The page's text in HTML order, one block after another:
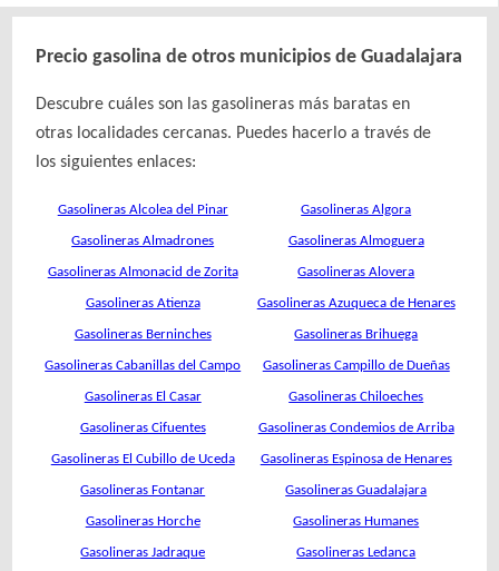
Precio gasolina de otros municipios de Guadalajara
Descubre cuáles son las gasolineras más baratas en
otras localidades cercanas. Puedes hacerlo a través de
los siguientes enlaces:
Gasolineras Alcolea del Pinar Gasolineras Algora
Gasolineras Almadrones Gasolineras Almoguera
Gasolineras Almonacid de Zorita Gasolineras Alovera
Gasolineras Atienza Gasolineras Azuqueca de Henares
Gasolineras Berninches Gasolineras Brihuega
Gasolineras Cabanillas del Campo Gasolineras Campillo de Dueñas
Gasolineras El Casar Gasolineras Chiloeches
Gasolineras Cifuentes Gasolineras Condemios de Arriba
Gasolineras El Cubillo de Uceda Gasolineras Espinosa de Henares
Gasolineras Fontanar Gasolineras Guadalajara
Gasolineras Horche Gasolineras Humanes
Gasolineras Jadraque Gasolineras Ledanca